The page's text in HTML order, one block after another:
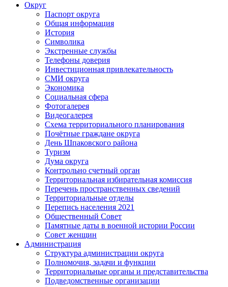
Округ
Паспорт округа
Общая информация
История
Символика
Экстренные службы
Телефоны доверия
Инвестиционная привлекательность
СМИ округа
Экономика
Социальная сфера
Фотогалерея
Видеогалерея
Схема территориального планирования
Почётные граждане округа
День Шпаковского района
Туризм
Дума округа
Контрольно счетный орган
Территориальная избирательная комиссия
Перечень пространственных сведений
Территориальные отделы
Перепись населения 2021
Общественный Совет
Памятные даты в военной истории России
Совет женщин
Администрация
Структура администрации округа
Полномочия, задачи и функции
Территориальные органы и представительства
Подведомственные организации